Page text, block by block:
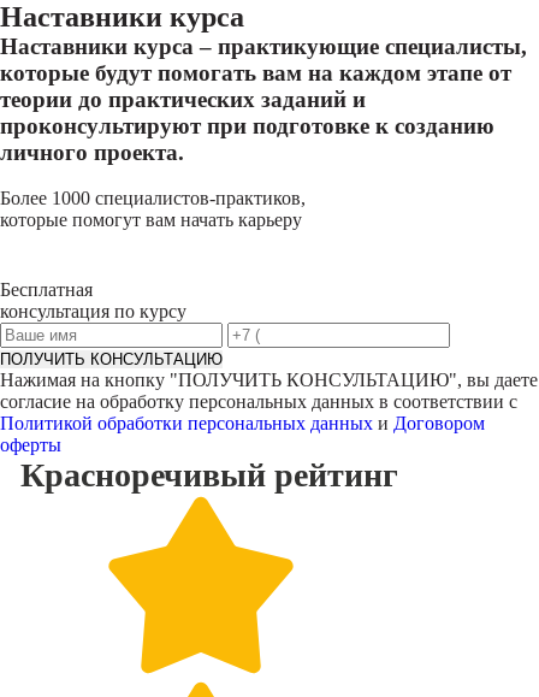
Наставники курса
Наставники курса – практикующие специалисты,
которые будут помогать вам на каждом этапе от
теории до практических заданий и
проконсультируют при подготовке к созданию
личного проекта.
Более 1000 специалистов-практиков,
которые помогут вам начать карьеру
Бесплатная
консультация по курсу
ПОЛУЧИТЬ КОНСУЛЬТАЦИЮ
Нажимая на кнопку "ПОЛУЧИТЬ КОНСУЛЬТАЦИЮ", вы даете
согласие на обработку персональных данных в соответствии с
Политикой обработки персональных данных и Договором
оферты
Красноречивый рейтинг